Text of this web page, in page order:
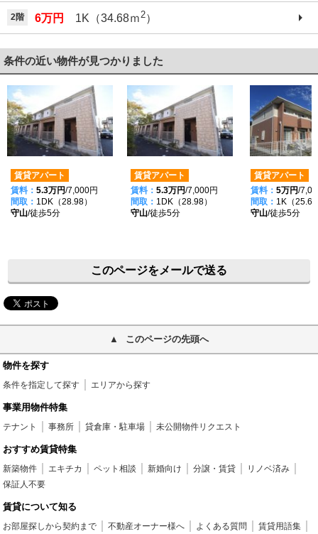
2階 6万円 1K（34.68ｍ 2）
条件の近い物件が見つかりました
賃貸アパート
賃料： 5.3万円/7,000円
間取： 1DK（28.98）
守山/徒歩5分
賃貸アパート
賃料： 5.3万円/7,000円
間取： 1DK（28.98）
守山/徒歩5分
賃貸アパート
賃料： 5万円/
間取： 1K（
守山/徒歩5分
このページをメールで送る
このページの先頭へ
物件を探す
条件を指定して探す エリアから探す
事業用物件特集
テナント 事務所 貸倉庫・駐車場 未公開物件リクエスト
おすすめ賃貸特集
新築物件 エキチカ ペット相談 新婚向け 分譲・賃貸
リノベ済み
保証人不要
賃貸について知る
お部屋探しから契約まで 不動産オーナー様へ よくある質問
賃貸用語集